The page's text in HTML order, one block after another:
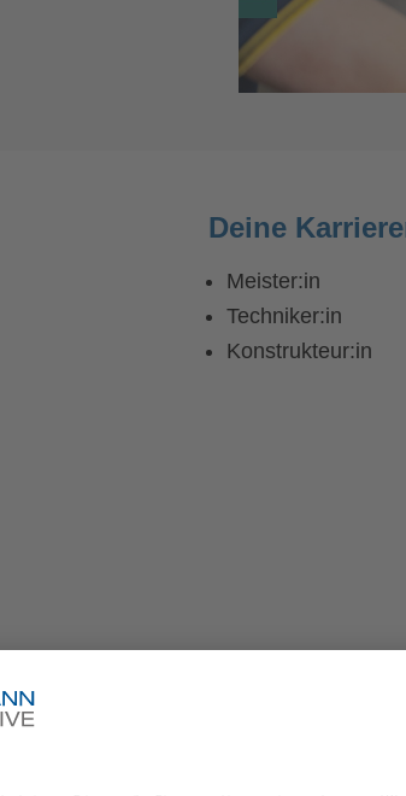
Deine
Meister:in
Techniker:in
Konstrukteur:in